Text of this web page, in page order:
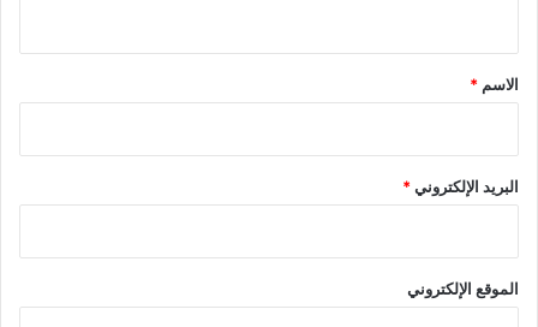
*
الاسم *
البريد الإلكتروني*
الموقع الإلكتروني